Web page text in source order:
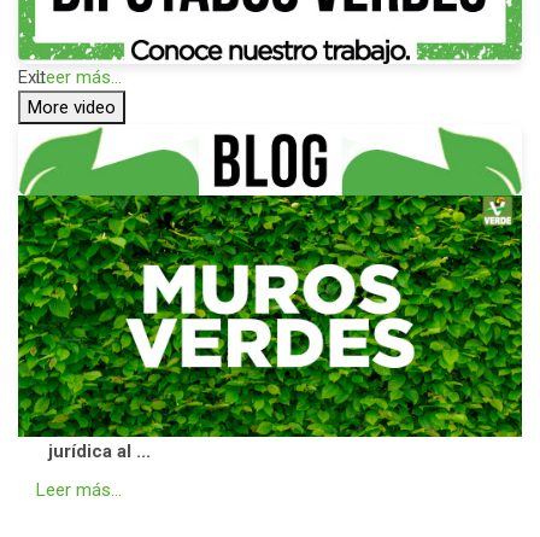
que los trabajadores que
acrediten estar ...
Leer más...
BUSCA PVEM SENADO
ARMONIZAR LA SECRETARÍA DE
ANTICORRUPCIÓN Y BUEN
GOBIERNO
Si bien, diversas disposiciones
transitorias permiten dar
continuidad administrativa y
jurídica al ...
Leer más...
Exit
More video